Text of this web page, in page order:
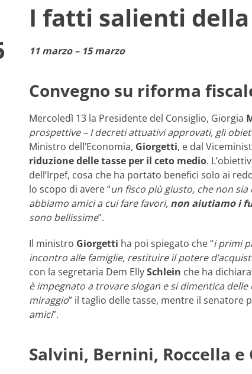
I fatti salienti
11 marzo – 15 marzo
Convegno su riforma
Mercoledì 13 la Presidente del Consiglio, Giorgia
prospettive – I decreti attuativi approvati, gli
Ministro dell’Economia, Giorgetti, e dal
riduzione delle tasse per il ceto medio.
dell’Irpef, cosa che ha portato benefici solo ai
lo scopo di avere “un fisco più giusto, che non
abbiamo amici a cui fare favori, non aiutiamo i
sono bellissime”.
Il ministro Giorgetti ha poi spiegato che “i primi
incontro alle famiglie, restituire il potere
con la segretaria Dem EllySchlein che ha
è impegnato a trovare slogan e si dimentica
miraggio” il taglio delle tasse, mentre il senatore
amici”.
Salvini, Bernini, Roccella